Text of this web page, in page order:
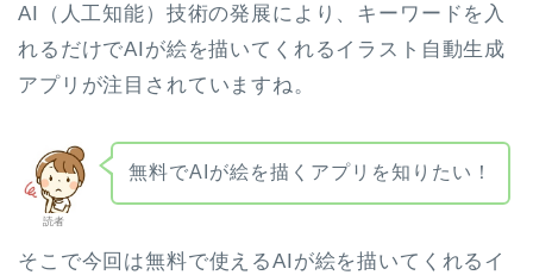
AI（人工知能）技術の発展により、キーワードを入
れるだけでAIが絵を描いてくれるイラスト自動生成
アプリが注目されていますね。
読者
無料でAIが絵を描くアプリを知りたい！
そこで今回は無料で使えるAIが絵を描いてくれるイ